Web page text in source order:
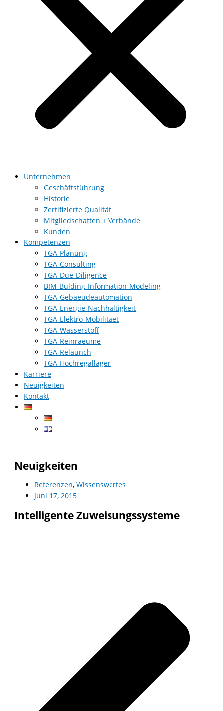
Unternehmen
Geschäftsführung
Historie
Zertifizierte Qualität
Mitgliedschaften + Verbände
Kunden
Kompetenzen
TGA-Planung
TGA-Consulting
TGA-Due-Diligence
BIM-Bulding-Information-Modeling
TGA-Gebaeudeautomation
TGA-Energie-Nachhaltigkeit
TGA-Elektro-Mobilitaet
TGA-Wasserstoff
TGA-Reinraeume
TGA-Relaunch
TGA-Hochregallager
Karriere
Neuigkeiten
Kontakt
Neuigkeiten
Referenzen,Wissenswertes
Juni 17, 2015
Intelligente Zuweisungssysteme